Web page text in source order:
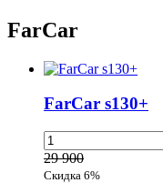
FarCar
FarCar s130+
29 900
Скидка 6%